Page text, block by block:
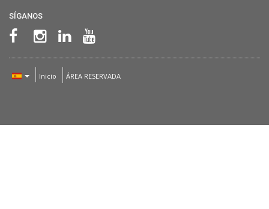
SÍGANOS
Inicio ÁREA RESERVADA